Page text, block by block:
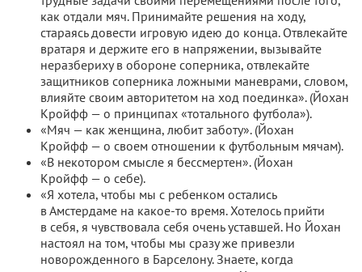
как отдали мяч. Принимайте решения на ходу,
стараясь довести игровую идею до конца. Отвлекайте
вратаря и держите его в напряжении, вызывайте
неразбериху в обороне соперника, отвлекайте
защитников соперника ложными маневрами, словом,
влияйте своим авторитетом на ход поединка». (Йохан
Кройфф — о принципах «тотального футбола»).
«Мяч — как женщина, любит заботу». (Йохан
Кройфф — о своем отношении к футбольным мячам).
«В некотором смысле я бессмертен». (Йохан
Кройфф — о себе).
«Я хотела, чтобы мы с ребенком остались
в Амстердаме на какое-то время. Хотелось прийти
в себя, я чувствовала себя очень уставшей. Но Йохан
настоял на том, чтобы мы сразу же привезли
новорожденного в Барселону. Знаете, когда